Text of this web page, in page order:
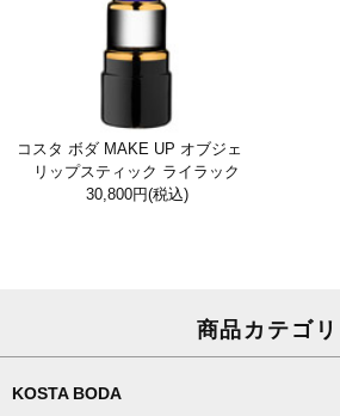
コスタ ボダ MAKE UP オブジェ
リップスティック ライラック
30,800円(税込)
商品カテゴリ
KOSTA BODA